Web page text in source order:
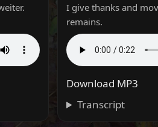
I give thanks and
remains.
Download MP3
Transcript